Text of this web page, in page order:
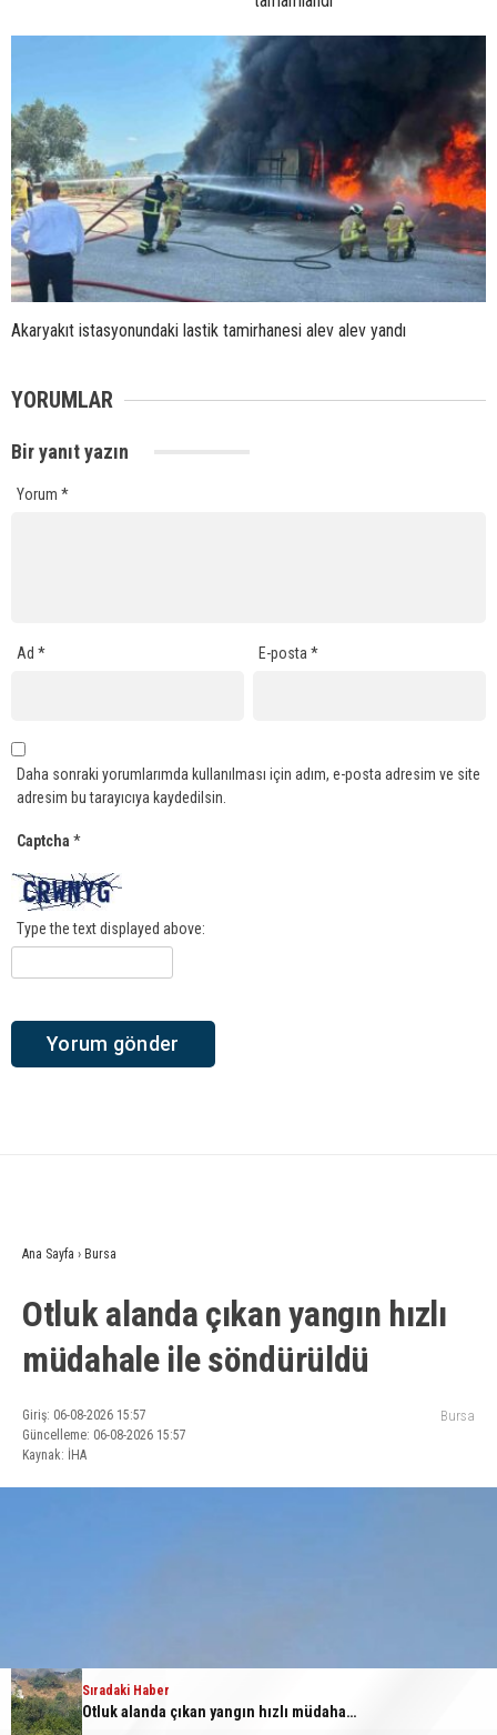
Akaryakıt istasyonundaki lastik tamirhanesi alev alev yandı
YORUMLAR
Bir yanıt yazın
Yorum *
Ad * E-posta*
Daha sonraki yorumlarımda kullanılması için adım, e-posta adresim ve site
adresim bu tarayıcıya kaydedilsin.
Captcha *
Type the text displayed above:
Sıradaki Haber
Otluk alanda çıkan yangın hızlı müdahale ile söndürüldü
Ana Sayfa › Bursa
Otluk alanda çıkan yangın hızlı
müdahale ile söndürüldü
Giriş: 06-08-2026 15:57
Güncelleme: 06-08-2026 15:57
Kaynak: İHA
Bursa